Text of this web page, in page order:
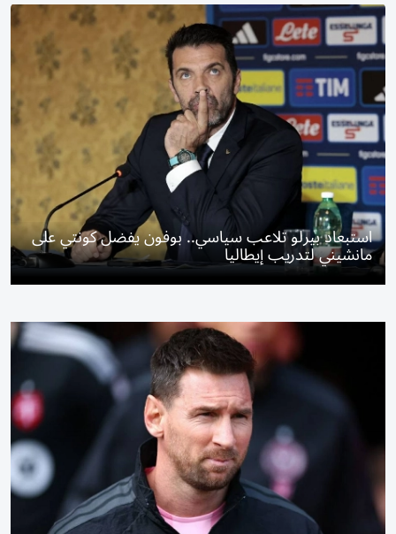
استبعاد بيرلو تلاعب سياسي.. بوفون يفضل كونتي على
مانشيني لتدريب إيطاليا